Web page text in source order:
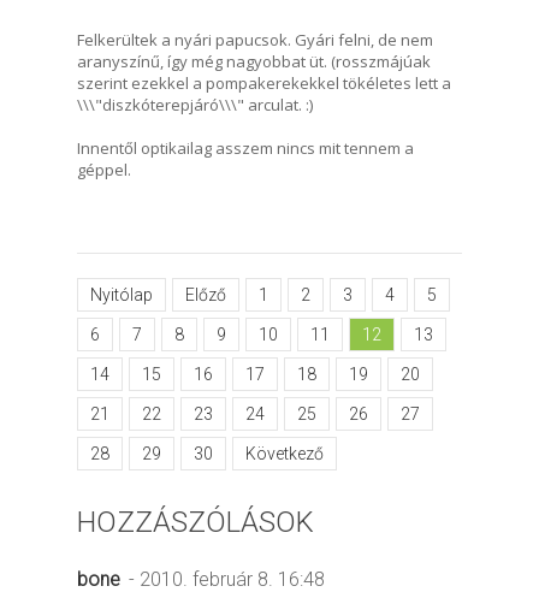
Felkerültek a nyári papucsok. Gyári felni, de nem
aranyszínű, így még nagyobbat üt. (rosszmájúak
szerint ezekkel a pompakerekekkel tökéletes lett a
\\\"diszkóterepjáró\\\" arculat. :)
Innentől optikailag asszem nincs mit tennem a
géppel.
Nyitólap Előző 1 2 3 4 5
6 7 8 9 10 11 12 13
14 15 16 17 18 19 20
21 22 23 24 25 26 27
28 29 30 Következő
HOZZÁSZÓLÁSOK
bone - 2010. február 8. 16:48